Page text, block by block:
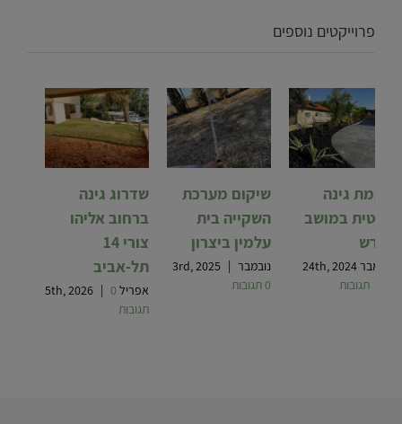
פרוייקטים נוספים
שדרוג גינה
ברחוב אליהו
צורי 14
תל-אביב
אפריל 5th, 2026 | 0
תגובות
שיקום מערכת
השקייה בית
עלמין ביצרון
נובמבר 3rd, 2025 |
0 תגובות
הקמת גינה
פרטית במושב
ישרש
נובמבר 24th, 2024